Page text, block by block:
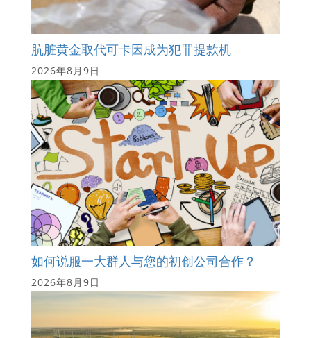
肮脏黄金取代可卡因成为犯罪提款机
2026年8月9日
如何说服一大群人与您的初创公司合作？
2026年8月9日